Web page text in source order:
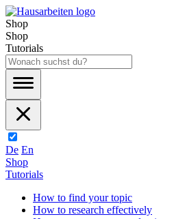
Shop
Shop
Tutorials
De En
Shop
Tutorials
How to find your topic
How to research effectively